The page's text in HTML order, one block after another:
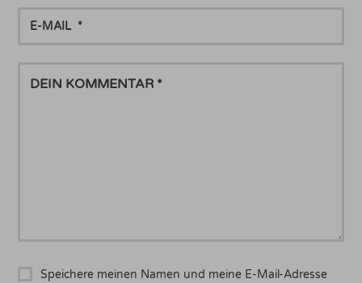
MAIL
KOMMENTAR
Speichere meinen Namen und meine E-Mail-Adresse